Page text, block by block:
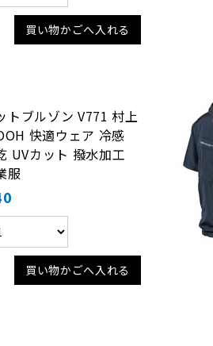
買い物かごへ入れる
トブルゾン V771 村上
快適ウェア 冷感
UVカット 撥水加工
服
買い物かごへ入れる